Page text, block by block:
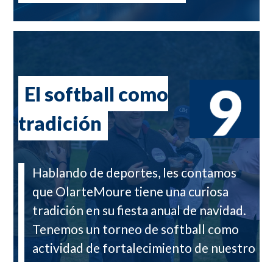
El softball como
tradición
Hablando de deportes, les contamos
que OlarteMoure tiene una curiosa
tradición en su fiesta anual de navidad.
Tenemos un torneo de softball como
actividad de fortalecimiento de nuestro